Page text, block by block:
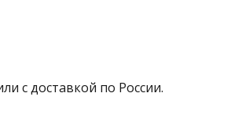
с доставкой по России.